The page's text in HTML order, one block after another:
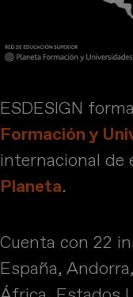
ESDESIGN
Formación y
internacional de
Planeta.
Cuenta con 22
España,